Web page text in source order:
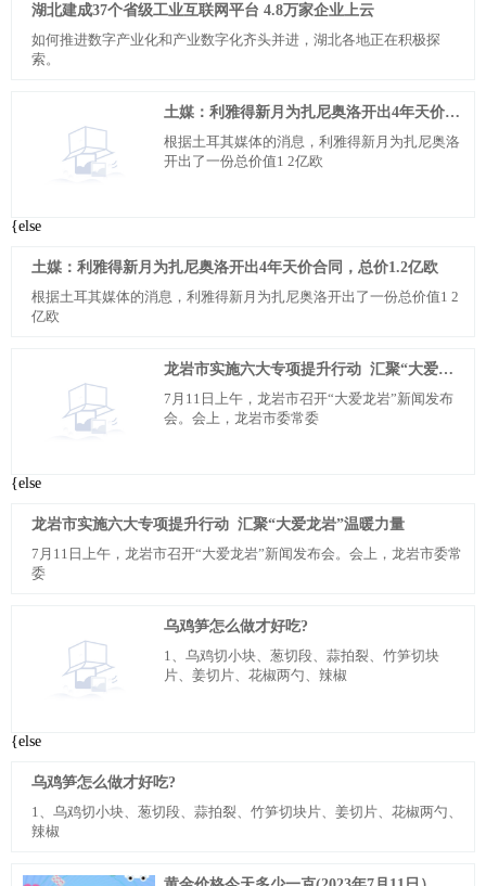
湖北建成37个省级工业互联网平台 4.8万家企业上云
如何推进数字产业化和产业数字化齐头并进，湖北各地正在积极探
索。
土媒：利雅得新月为扎尼奥洛开出4年天价合同，总价1.2亿欧
根据土耳其媒体的消息，利雅得新月为扎尼奥洛
开出了一份总价值1 2亿欧
{else
土媒：利雅得新月为扎尼奥洛开出4年天价合同，总价1.2亿欧
根据土耳其媒体的消息，利雅得新月为扎尼奥洛开出了一份总价值1 2
亿欧
龙岩市实施六大专项提升行动 汇聚“大爱龙岩”温暖力量
7月11日上午，龙岩市召开“大爱龙岩”新闻发布
会。会上，龙岩市委常委
{else
龙岩市实施六大专项提升行动 汇聚“大爱龙岩”温暖力量
7月11日上午，龙岩市召开“大爱龙岩”新闻发布会。会上，龙岩市委常
委
乌鸡笋怎么做才好吃?
1、乌鸡切小块、葱切段、蒜拍裂、竹笋切块
片、姜切片、花椒两勺、辣椒
{else
乌鸡笋怎么做才好吃?
1、乌鸡切小块、葱切段、蒜拍裂、竹笋切块片、姜切片、花椒两勺、
辣椒